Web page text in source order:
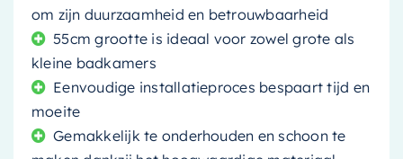
om zijn duurzaamheid en betrouwbaarheid
55cm grootte is ideaal voor zowel grote als
kleine badkamers
Eenvoudige installatieproces bespaart tijd en
moeite
Gemakkelijk te onderhouden en schoon te